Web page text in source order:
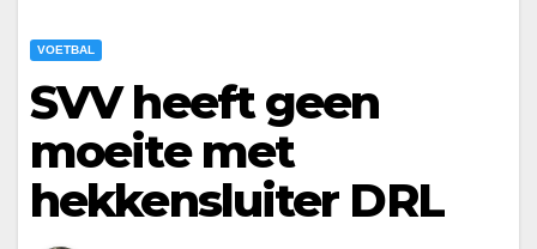
VOETBAL
SVV heeft geen
moeite met
hekkensluiter DRL